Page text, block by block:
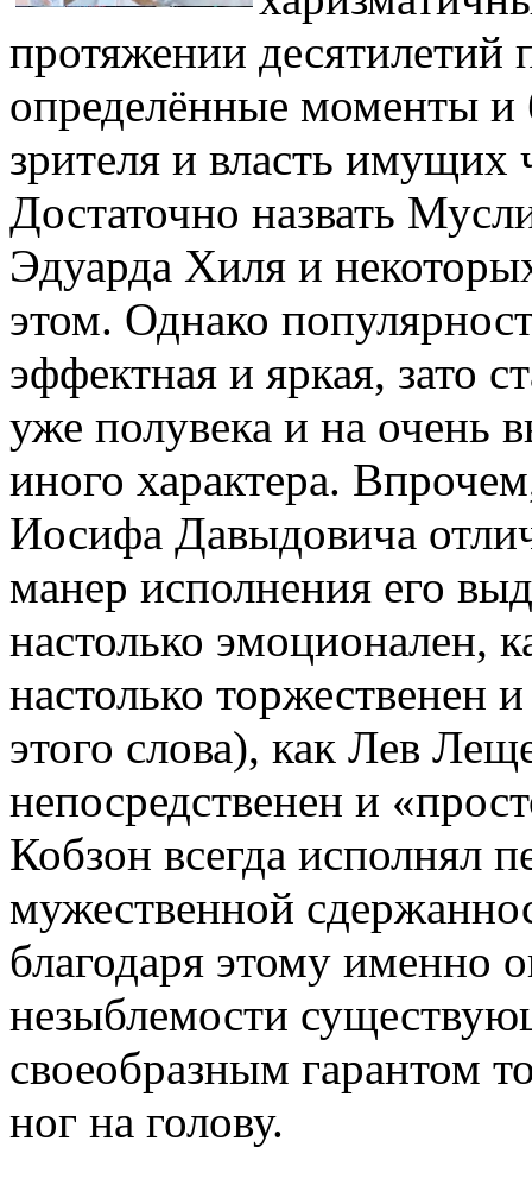
протяжении десятилетий
определённые моменты
зрителя и власть
Достаточно назвать
Эдуарда Хиля и
этом. Однако
эффектная и яркая, зато
уже полувека и на очень
иного характера.
Иосифа Давыдовича
манер исполнения его
настолько эмоционален,
настолько
этого слова), как Лев
непосредственен и
Кобзон всегда исполнял
мужественной
благодаря этому
незыблемости
своеобразным гарантом
ног на голову.